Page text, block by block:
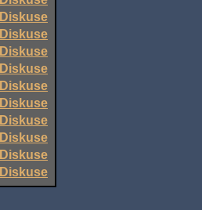
Diskuse
Diskuse
Diskuse
Diskuse
Diskuse
Diskuse
Diskuse
Diskuse
Diskuse
Diskuse